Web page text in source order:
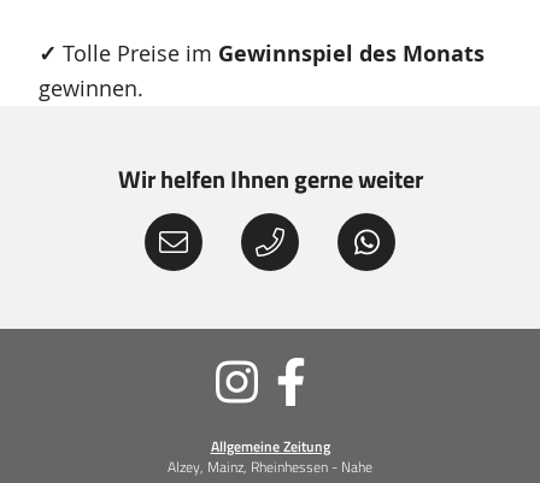
✓ Tolle Preise im Gewinnspiel des Monats
gewinnen.
Wir helfen Ihnen gerne weiter
Allgemeine Zeitung
Alzey, Mainz, Rheinhessen - Nahe
Soziale
Medien